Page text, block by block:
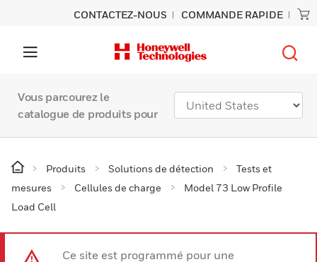
CONTACTEZ-NOUS COMMANDE RAPIDE
Vous parcourez le
catalogue de produits pour
Produits Solutions de détection
Tests et
mesures
Cellules de charge
Model 73 Low Profile
Load Cell
Ce site est programmé pour une